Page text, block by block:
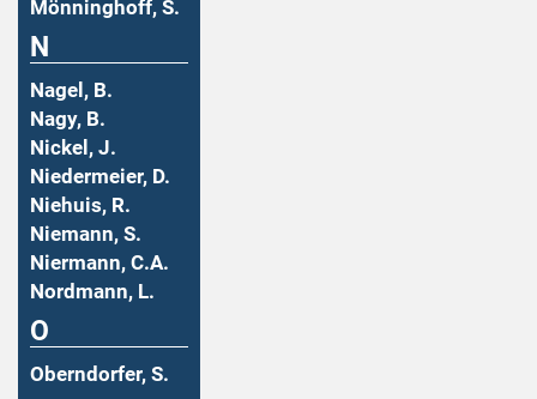
Mönninghoff, S.
N
Nagel, B.
Nagy, B.
Nickel, J.
Niedermeier, D.
Niehuis, R.
Niemann, S.
Niermann, C.A.
Nordmann, L.
O
Oberndorfer, S.